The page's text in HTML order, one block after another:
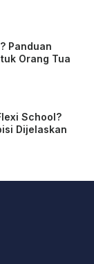
Panduan
Orang Tua
School?
Dijelaskan